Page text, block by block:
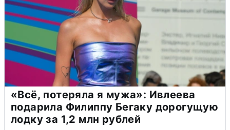
«Всё, потеряла я мужа»: Ивлеева
подарила Филиппу Бегаку дорогущую
лодку за 1,2 млн рублей